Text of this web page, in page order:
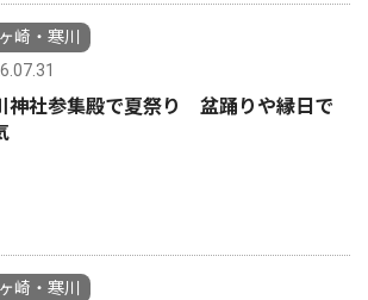
崎・寒川
神社参集殿で夏祭り 盆踊りや縁日で
崎・寒川